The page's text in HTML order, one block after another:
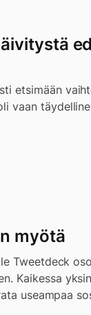
etsimään
vaan
myötä
Tweetdeck
Kaikessa
useampaa